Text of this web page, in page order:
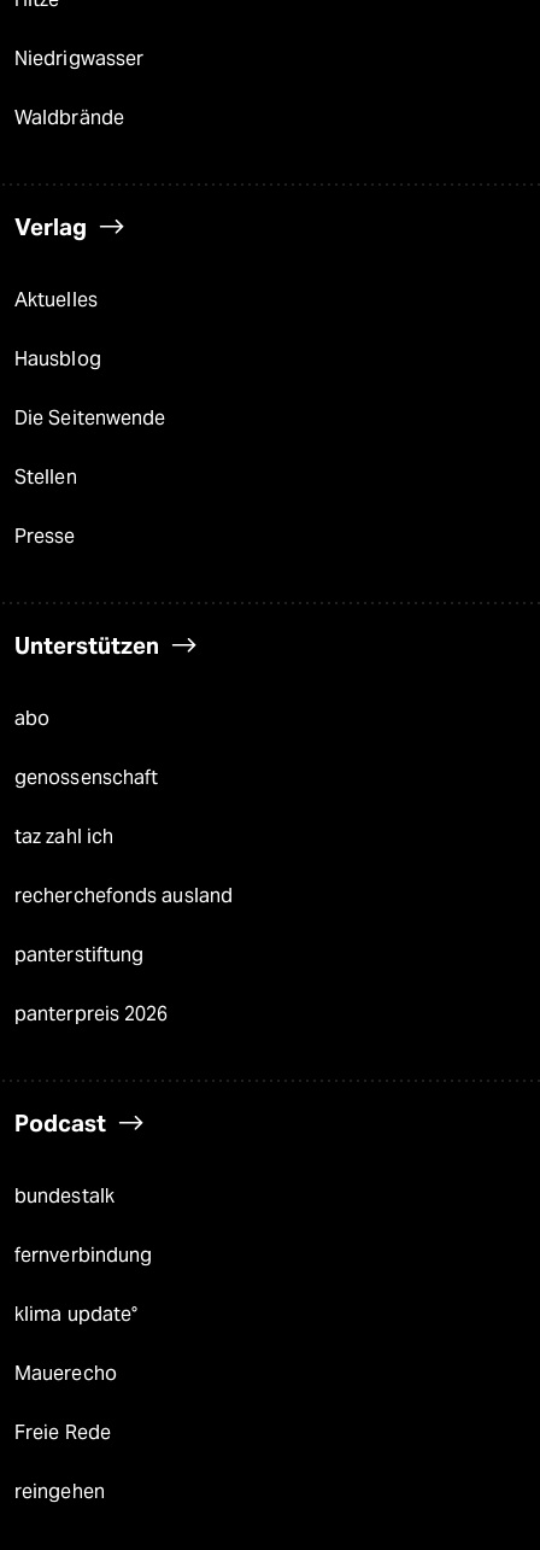
Niedrigwasser
Waldbrände
Verlag
Aktuelles
Hausblog
Die Seitenwende
Stellen
Presse
Unterstützen
abo
genossenschaft
taz zahl ich
recherchefonds ausland
panterstiftung
panterpreis 2026
Podcast
bundestalk
fernverbindung
klima update°
Mauerecho
Freie Rede
reingehen